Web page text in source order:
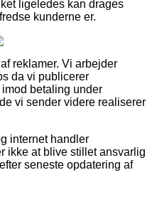
ligeledes kan drages
kunderne er.
reklamer. Vi arbejder
da vi publicerer
betaling under
vi sender videre realiserer
internet handler
ikke at blive stillet ansvarlig
seneste opdatering af